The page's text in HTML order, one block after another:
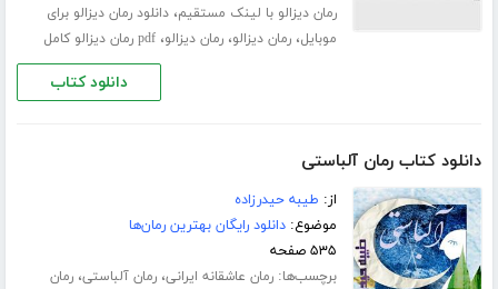
رمان دیزالو با لینک مستقیم،دانلود رمان دیزالو برای
موبایل،رمان دیزالو،رمان دیزالو،pdf رمان دیزالو کامل
دانلود کتاب
دانلود کتاب رمان آلباستی
از: طیبه حیدرزاده
موضوع:دانلود رایگان بهترین رمان‌ها
۵۳۵ صفحه
برچسب‌ها:رمان عاشقانه ایرانی،رمان آلباستی،رمان